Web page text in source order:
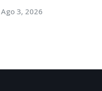
Ago 3, 2026